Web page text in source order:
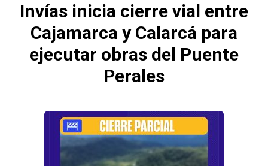
Invías inicia cierre vial entre
Cajamarca y Calarcá para
ejecutar obras del Puente
Perales